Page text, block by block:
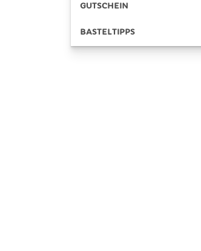
GUTSCHEIN
BASTELTIPPS